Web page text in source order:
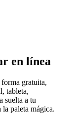
en línea
gratuita,
tableta,
suelta a tu
paleta mágica.